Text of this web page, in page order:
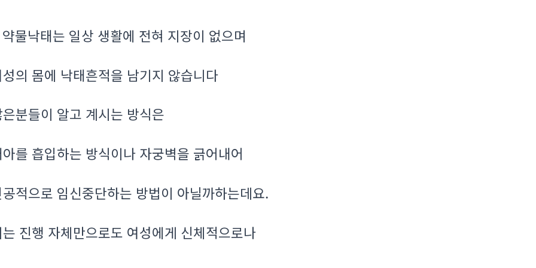
약물낙태는 일상 생활에 전혀 지장이 없으며
의 몸에 낙태흔적을 남기지 않습니다
분들이 알고 계시는 방식은
를 흡입하는 방식이나 자궁벽을 긁어내어
적으로 임신중단하는 방법이 아닐까하는데요.
진행 자체만으로도 여성에게 신체적으로나